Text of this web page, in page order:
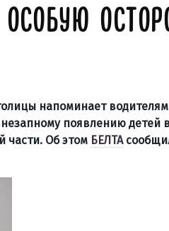
напоминает
появлению детей
части. Об этом БЕЛТА